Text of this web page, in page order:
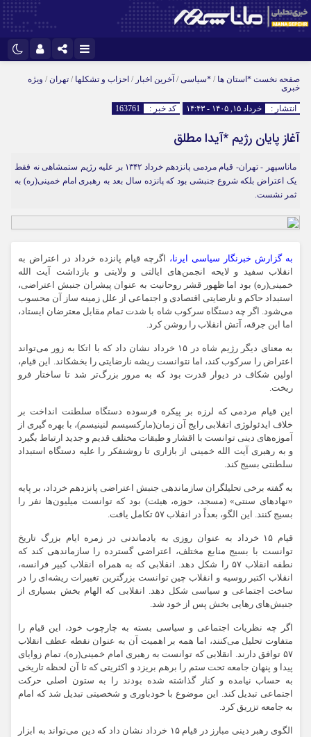
اینستاگرام
تلگرام
سروش
ایتا
آپارات
مرا به خاطر بسپار
صفحه نخست *استان ها / *سیاسی/ آخرین اخبار / احزاب و تشکلها / تهران/ ویژه
خبری
انتشار : خرداد ۱۵, ۱۴۰۵ - ۱۴:۴۳ کد خبر : 163761
آغاز پایان رژیم *آیدا مطلق
ماناسپهر - تهران- قیام مردمی پانزدهم خرداد ۱۳۴۲ بر علیه رژیم ستمشاهی نه فقط
یک اعتراض بلکه شروع جنبشی بود که پانزده سال بعد به رهبری امام خمینی(ره) ‌به
ثمر نشست.
به گزارش خبرنگار سیاسی ایرنا،
اگرچه قیام پانزده خرداد در اعتراض به
انقلاب سفید و لایحه انجمن‌های ایالتی و ولایتی و بازداشت آیت الله
خمینی(ره) بود اما ظهور قشر روحانیت به عنوان پیشران جنبش اعتراضی،
استبداد حاکم و نارضایتی اقتصادی و اجتماعی از علل زمینه ساز آن محسوب
می‌شود. اگر چه دستگاه سرکوب شاه با شدت تمام مقابل معترضان ایستاد،
اما این جرقه، آتش انقلاب را روشن کرد.
به معنای دیگر رژیم شاه در ۱۵ خرداد نشان داد که با اتکا به زور می‌تواند
اعتراض را سرکوب کند، اما نتوانست ریشه نارضایتی را بخشکاند. این قیام،
اولین شکاف در دیوار قدرت بود که به مرور بزرگ‌تر شد تا ساختار فرو
ریخت.
این قیام مردمی که لرزه بر پیکره فرسوده دستگاه سلطنت انداخت بر
خلاف ایدئولوژی اتقلابی رایج آن زمان(مارکسیسم لنینیسم)، با بهره گیری از
آموزه‌های دینی توانست با اقشار و طبقات مختلف قدیم و جدید ارتباط بگیرد
و به رهبری آیت الله خمینی از بازاری تا روشنفکر را علیه دستگاه استبداد
سلطنتی بسیج کند.
به گفته برخی تحلیلگران سازماندهی جنبش اعتراضی پانزدهم خرداد، بر پایه
«نهادهای سنتی» (مسجد، حوزه، هیئت) بود که توانست میلیون‌ها نفر را
بسیج کنند. این الگو، بعداً در انقلاب ۵۷ تکامل یافت.
قیام ۱۵ خرداد به عنوان روزی به یادماندنی در زمره ایام بزرگ تاریخ
توانست با بسیج منابع مختلف، اعتراضی گسترده را سازماندهی کند که
نطفه انقلاب ۵۷ را شکل دهد. انقلابی که به همراه انقلاب کبیر فرانسه،
انقلاب اکتبر روسیه و انقلاب چین توانست بزرگترین تغییرات ریشه‌ای را در
ساخت اجتماعی و سیاسی شکل دهد. انقلابی که الهام بخش بسیاری از
جنبش‌های رهایی بخش پس از خود شد.
اگر چه نظریات اجتماعی و سیاسی بسته به چارچوب خود، این قیام را
متفاوت تحلیل می‌کنند، اما همه بر اهمیت آن به عنوان نقطه عطف انقلاب
۵۷ توافق دارند. انقلابی که توانست به رهبری امام خمینی(ره)، تمام زوایای
پیدا و پنهان جامعه تحت ستم را برهم بریزد و اکثریتی که تا آن لحظه تاریخی
به حساب نیامده و کنار گذاشته شده بودند را به ستون اصلی حرکت
اجتماعی تبدیل کند. این موضوع با خودباوری و شخصیتی تبدیل شد که امام
به جامعه تزریق کرد.
الگوی رهبر دینی مبارز در قیام ۱۵ خرداد نشان داد که دین می‌تواند به ابزار